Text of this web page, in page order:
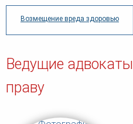
Возмещение вреда здоровью
Ведущие
праву